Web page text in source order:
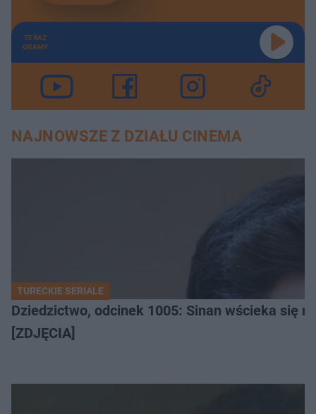
TERAZ
GRAMY
NAJNOWSZE Z DZIAŁU CINEMA
TURECKIE SERIALE
Dziedzictwo, odcinek 1005: Sinan wścieka się
[ZDJĘCIA]